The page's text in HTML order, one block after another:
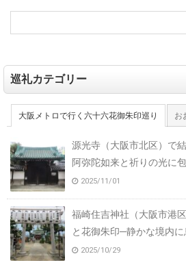
巡礼カテゴリー
大阪メトロで行く六十六花御朱印巡り お
源光寺（大阪市北区）で
阿弥陀如来と祈りの光に
2025/11/01
福崎住吉神社（大阪市港
と花御朱印─静かな境内に
2025/10/29